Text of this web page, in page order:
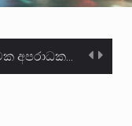
සංවිධානාත්මක අපරාධකරුවකු වන ලොකු පැටිගේ ප්‍රධාන වෙඩික්කරු බවට සැක කරන ගිං ගඟේ ගිල්වා මරා දමා…